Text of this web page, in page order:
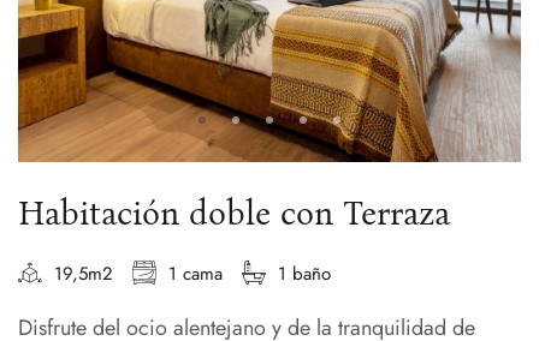
Habitación doble con Terraza
19,5m2 1 cama 1 baño
Disfrute del ocio alentejano y de la tranquilidad de